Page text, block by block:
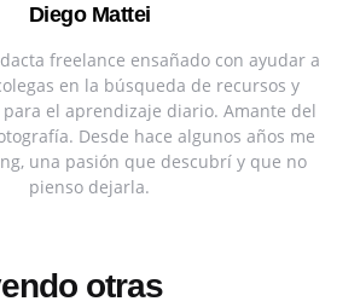
Diego Mattei
freelance ensañado con ayudar a
en la búsqueda de recursos y
el aprendizaje diario. Amante del
Desde hace algunos años me
una pasión que descubrí y que no
pienso dejarla.
otras